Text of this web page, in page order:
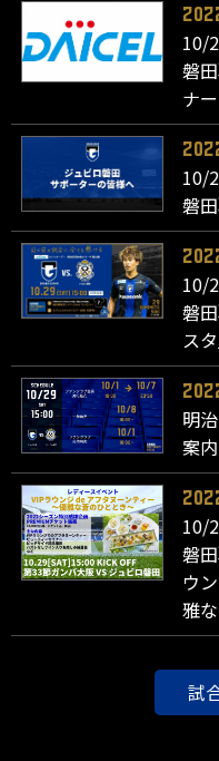
10/
磐
ナ
10/
磐
10/
磐
ス
明
案
10/
磐
ウ
雅
試